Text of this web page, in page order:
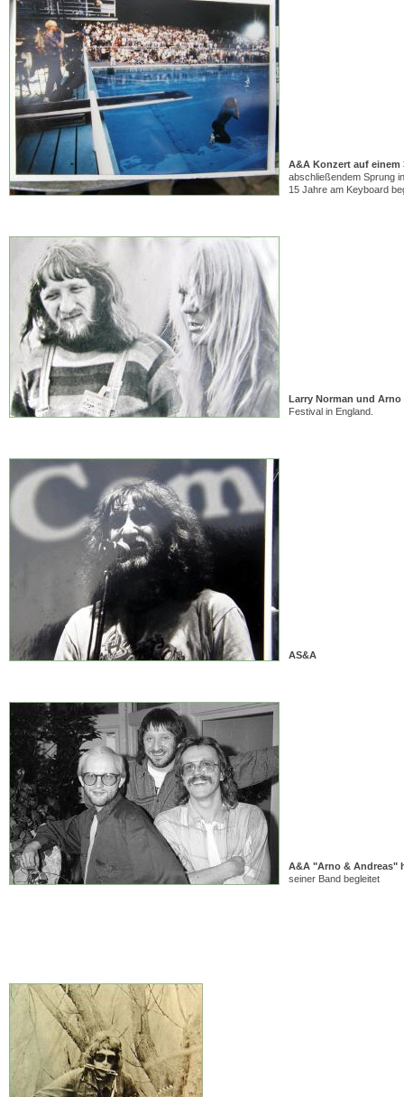
A&A Konzert auf
abschließendem Sprung
15 Jahre am Keyboard
Larry Norman und
Festival in England.
AS&A
A&A "Arno & Andreas"
seiner Band begleitet